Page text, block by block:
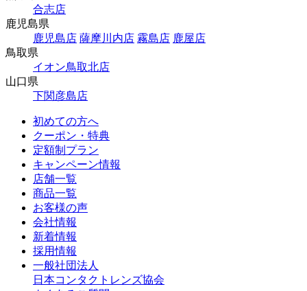
合志店
鹿児島県
鹿児島店 薩摩川内店 霧島店 鹿屋店
鳥取県
イオン鳥取北店
山口県
下関彦島店
初めての方へ
クーポン・特典
定額制プラン
キャンペーン情報
店舗一覧
商品一覧
お客様の声
会社情報
新着情報
採用情報
一般社団法人
日本コンタクトレンズ協会